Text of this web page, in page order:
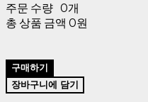
주문 수량 0개
총 상품 금액 0원
구매하기
장바구니에 담기